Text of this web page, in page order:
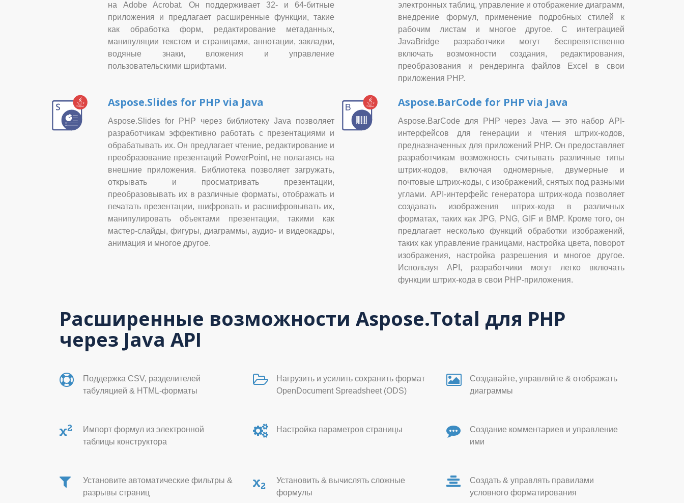
на Adobe Acrobat. Он поддерживает 32- и 64-битные
приложения и предлагает расширенные функции, такие
как обработка форм, редактирование метаданных,
манипуляции текстом и страницами, аннотации, закладки,
водяные знаки, вложения и управление
пользовательскими шрифтами.
электронных таблиц, управление и отображение диаграмм,
внедрение формул, применение подробных стилей к
рабочим листам и многое другое. С интеграцией
JavaBridge разработчики могут беспрепятственно
включать возможности создания, редактирования,
преобразования и рендеринга файлов Excel в свои
приложения PHP.
Aspose.Slides for PHP via Java
Aspose.Slides for PHP через библиотеку Java позволяет
разработчикам эффективно работать с презентациями и
обрабатывать их. Он предлагает чтение, редактирование и
преобразование презентаций PowerPoint, не полагаясь на
внешние приложения. Библиотека позволяет загружать,
открывать и просматривать презентации,
преобразовывать их в различные форматы, отображать и
печатать презентации, шифровать и расшифровывать их,
манипулировать объектами презентации, такими как
мастер-слайды, фигуры, диаграммы, аудио- и видеокадры,
анимация и многое другое.
Aspose.BarCode for PHP via Java
Aspose.BarCode для PHP через Java — это набор API-
интерфейсов для генерации и чтения штрих-кодов,
предназначенных для приложений PHP. Он предоставляет
разработчикам возможность считывать различные типы
штрих-кодов, включая одномерные, двумерные и
почтовые штрих-коды, с изображений, снятых под разными
углами. API-интерфейс генератора штрих-кода позволяет
создавать изображения штрих-кода в различных
форматах, таких как JPG, PNG, GIF и BMP. Кроме того, он
предлагает несколько функций обработки изображений,
таких как управление границами, настройка цвета, поворот
изображения, настройка разрешения и многое другое.
Используя API, разработчики могут легко включать
функции штрих-кода в свои PHP-приложения.
Расширенные возможности Aspose.Total для PHP
через Java API
Поддержка CSV, разделителей
табуляцией & HTML-форматы
Нагрузить и усилить сохранить формат
OpenDocument Spreadsheet (ODS)
Создавайте, управляйте & отображать
диаграммы
Импорт формул из электронной
таблицы конструктора
Настройка параметров страницы
Создание комментариев и управление
ими
Установите автоматические фильтры &
разрывы страниц
Установить & вычислять сложные
формулы
Создать & управлять правилами
условного форматирования